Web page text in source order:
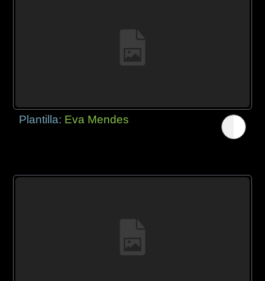
Plantilla: Eva Mendes